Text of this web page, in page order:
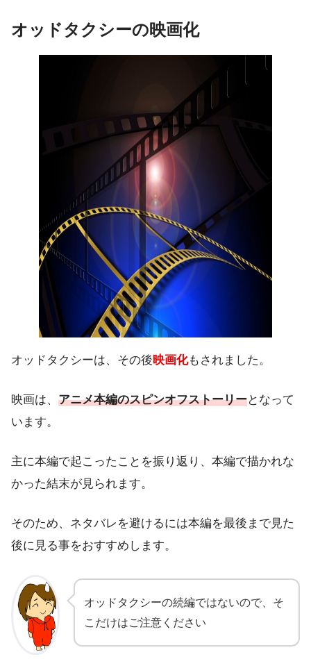
オッドタクシーの映画化
オッドタクシーは、その後映画化もされました。
映画は、 アニメ本編のスピンオフストーリーとなって
います。
主に本編で起こったことを振り返り、本編で描かれな
かった結末が見られます。
そのため、ネタバレを避けるには本編を最後まで見た
後に見る事をおすすめします。
オッドタクシーの続編ではないので、そ
こだけはご注意ください